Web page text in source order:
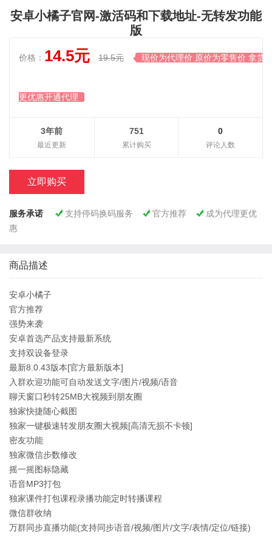
安卓小橘子官网-激活码和下载地址-无转发功能
版
价格： 14.5元 19.5元  现价为代理价 原价为零售价 拿货
更优惠开通代理
0
评论人数
751
累计购买
3年前
最近更新
立即购买
服务承诺  支持停码换码服务  官方推荐  成为代理更优
惠
商品描述
安卓小橘子
官方推荐
强势来袭
安卓首选产品支持最新系统
支持双设备登录
最新8.0.43版本[官方最新版本]
入群欢迎功能可自动发送文字/图片/视频/语音
聊天窗口秒转25MB大视频到朋友圈
独家快捷随心截图
独家一键极速转发朋友圈大视频[高清无损不卡顿]
密友功能
独家微信步数修改
摇一摇图标隐藏
语音MP3打包
独家课件打包课程录播功能定时转播课程
微信群收纳
万群同步直播功能(支持同步语音/视频/图片/文字/表情/定位/链接)